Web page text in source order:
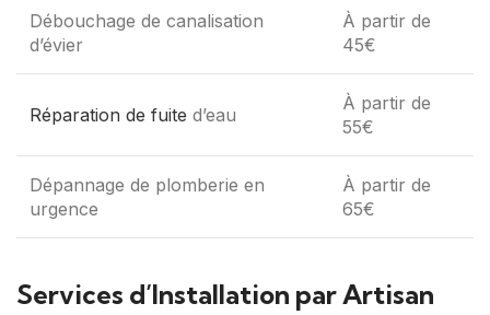
Débouchage de canalisation
d’évier
À partir de
45€
Réparation de fuite d’eau
À partir de
55€
Dépannage de plomberie en
urgence
À partir de
65€
Services d’Installation par Artisan